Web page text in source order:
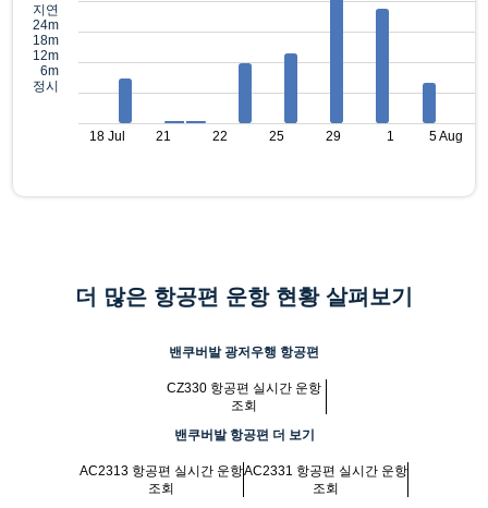
지연
24m
18m
12m
6m
정시
18 Jul 21 22 25 29 1 5 Aug
더 많은 항공편 운항 현황 살펴보기
밴쿠버발 광저우행 항공편
CZ330 항공편 실시간 운항
조회
밴쿠버발 항공편 더 보기
AC2313 항공편 실시간 운항
조회
AC2331 항공편 실시간 운항
조회